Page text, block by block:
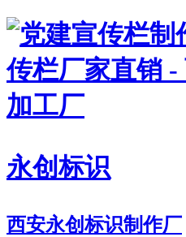
永创标识
西安永创标识制作厂